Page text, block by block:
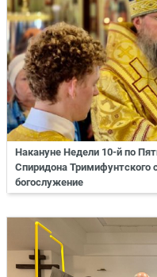
Накануне Недели 10-й по
Спиридона Тримифунтского
богослужение